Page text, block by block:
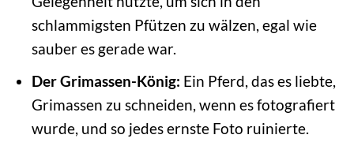
schlammigsten Pfützen zu wälzen, egal wie
sauber es gerade war.
Der Grimassen-König: Ein Pferd, das es liebte,
Grimassen zu schneiden, wenn es fotografiert
wurde, und so jedes ernste Foto ruinierte.